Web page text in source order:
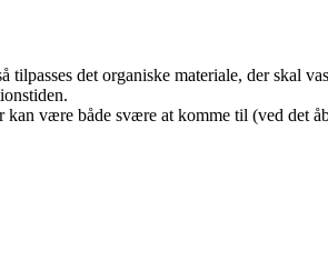
tilpasses det organiske materiale, der skal
være både svære at komme til (ved det